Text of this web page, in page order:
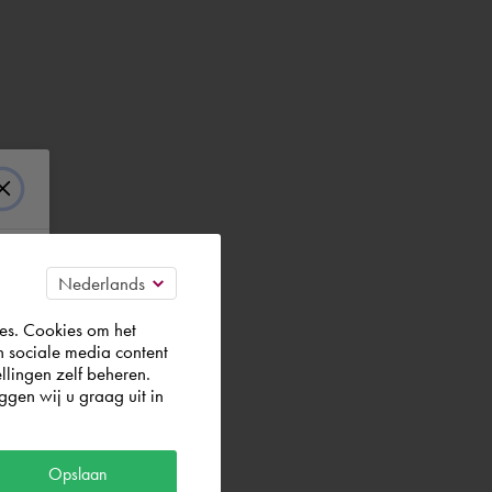
Cookies om het
sociale media content
zelf beheren.
wij u graag uit in
Opslaan